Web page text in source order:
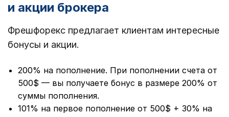
и акции брокера
Фрешфорекс предлагает клиентам интересные
бонусы и акции.
200% на пополнение. При пополнении счета от
500$ — вы получаете бонус в размере 200% от
суммы пополнения.
101% на первое пополнение от 500$ + 30% на